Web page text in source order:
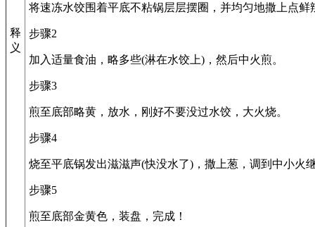
释
义
将速冻水饺围着平底不粘锅层层摆圈，并均匀地撒上点鲜
步骤2
加入适量食油，略多些(淋在水饺上)，然后中火煎。
步骤3
煎至底部略黄，放水，刚好不要没过水饺，大火烧。
步骤4
烧至平底锅发出滋滋声(快没水了)，撒上葱，调到中小火
步骤5
煎至底部金黄色，装盘，完成！